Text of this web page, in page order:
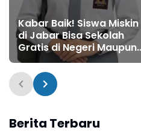
Kabar Baik! Siswa Miskin
di Jabar Bisa Sekolah
Gratis di Negeri Maupun
Swasta pada SPMB 2026
Berita Terbaru